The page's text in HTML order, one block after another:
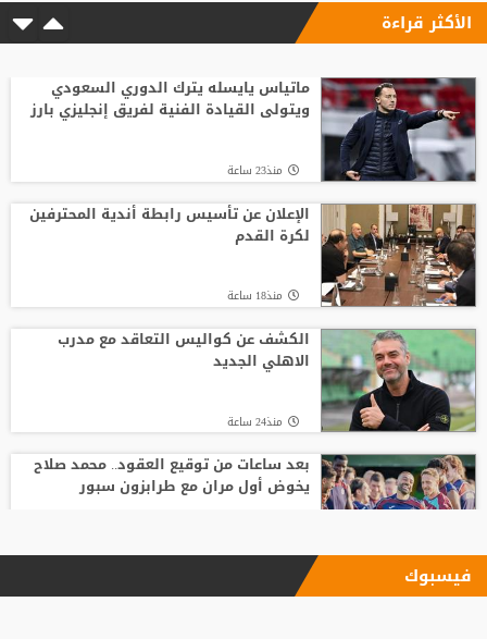
الأكثر قراءة
ماتياس يايسله يترك الدوري السعودي
ويتولى القيادة الفنية لفريق إنجليزي بارز
منذ23 ساعة
الإعلان عن تأسيس رابطة أندية المحترفين
لكرة القدم
منذ18 ساعة
الكشف عن كواليس التعاقد مع مدرب
الاهلي الجديد
منذ24 ساعة
بعد ساعات من توقيع العقود.. محمد صلاح
يخوض أول مران مع طرابزون سبور
الاتحاد يودع فابينيو برسالة مؤثرة فيسبوك